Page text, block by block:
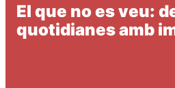
El que no es veu:
quotidianes amb